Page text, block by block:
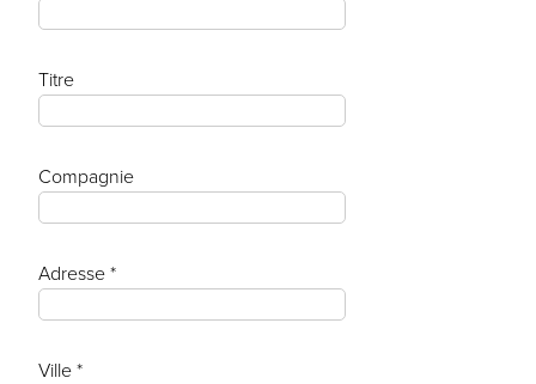
Titre
Compagnie
Adresse *
Ville *